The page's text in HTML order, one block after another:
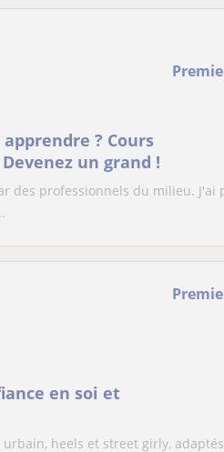
? Cours
un grand !
des professionnels du milieu. J'ai
en soi et
heels et street girly,